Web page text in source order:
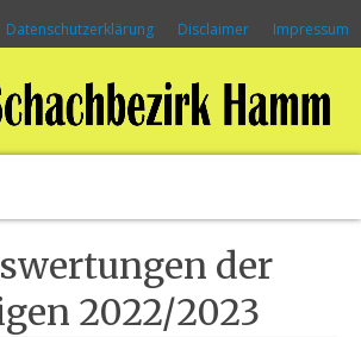
Datenschutzerklärung Disclaimer Impressum
der
2022/2023